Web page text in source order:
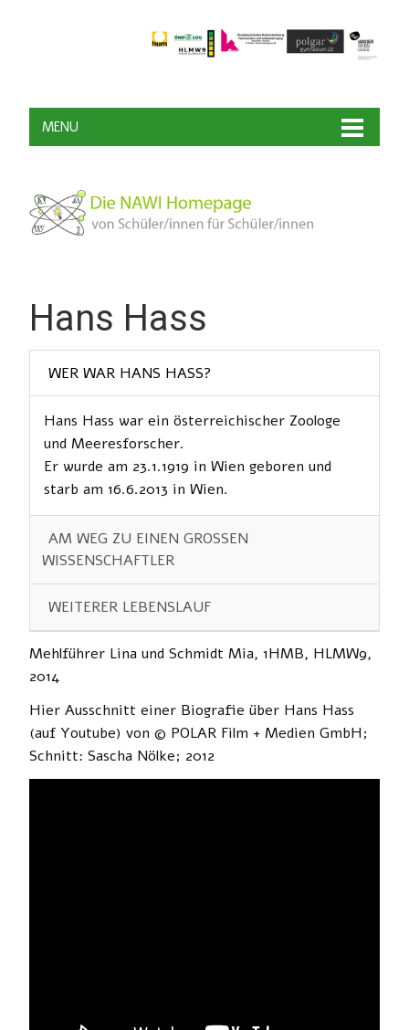
MENU
Hans Hass
WER WAR HANS HASS?
Hans Hass war ein österreichischer Zoologe
und Meeresforscher.
Er wurde am 23.1.1919 in Wien geboren und
starb am 16.6.2013 in Wien.
AM WEG ZU EINEN GROSSEN
WISSENSCHAFTLER
WEITERER LEBENSLAUF
Mehlführer Lina und Schmidt Mia, 1HMB, HLMW9,
2014
Hier Ausschnitt einer Biografie über Hans Hass
(auf Youtube) von © POLAR Film + Medien GmbH;
Schnitt: Sascha Nölke; 2012